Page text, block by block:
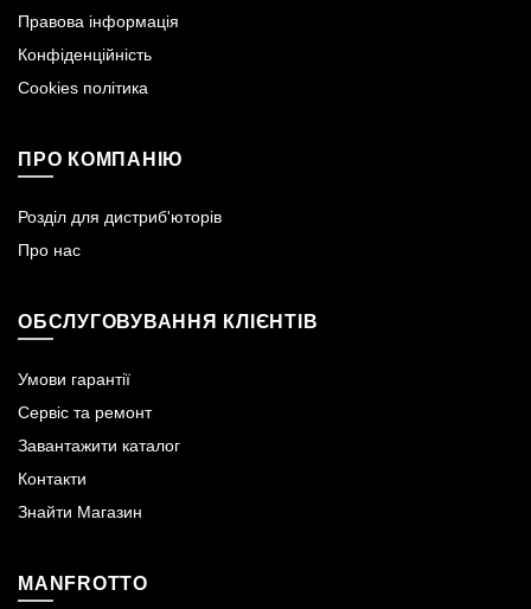
Правова інформація
Конфіденційність
Cookies політика
ПРО КОМПАНІЮ
Розділ для дистриб'юторів
Про нас
ОБСЛУГОВУВАННЯ КЛІЄНТІВ
Умови гарантії
Сервіс та ремонт
Завантажити каталог
Контакти
Знайти Магазин
MANFROTTO